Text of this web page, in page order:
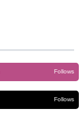
Follows
Follows